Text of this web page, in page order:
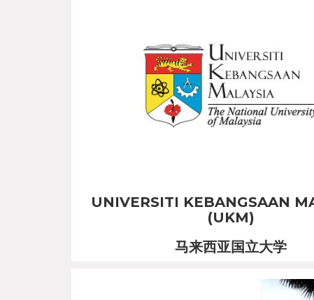
UNIVERSITI KEBANGSAAN
(UKM)
马来西亚国立大学